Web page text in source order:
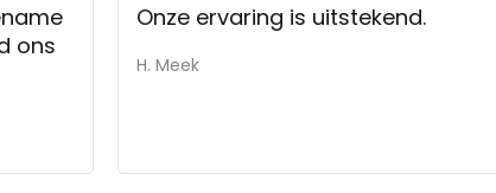
ons
Onze ervaring is uitstekend.
H. Meek